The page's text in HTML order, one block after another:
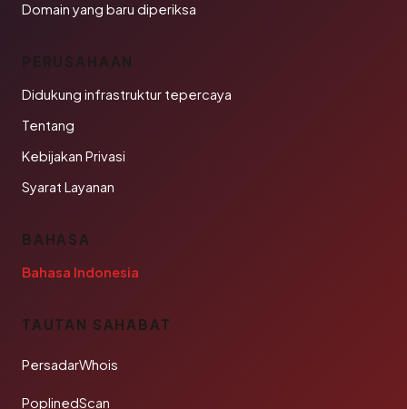
Domain yang baru diperiksa
PERUSAHAAN
Didukung infrastruktur tepercaya
Tentang
Kebijakan Privasi
Syarat Layanan
BAHASA
Bahasa Indonesia
TAUTAN SAHABAT
PersadarWhois
PoplinedScan